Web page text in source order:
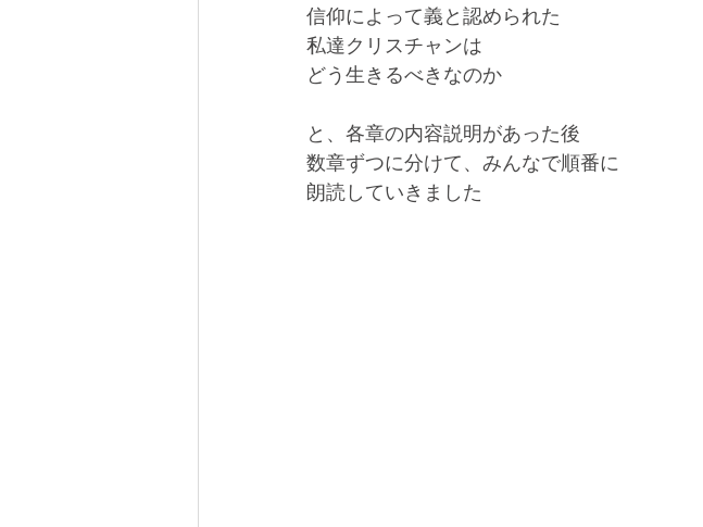
信仰によって義と認められた
私達クリスチャンは
どう生きるべきなのか
と、各章の内容説明があった後
数章ずつに分けて、みんなで順番に
朗読していきました